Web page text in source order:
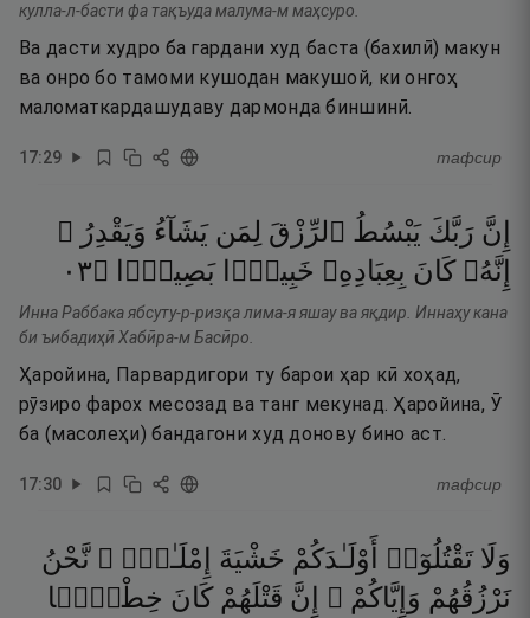
кулла-л-басти фа тақъуда малума-м маҳсуро.
Ва дасти худро ба гардани худ баста (бахилӣ) макун
ва онро бо тамоми кушодан макушой, ки онгоҳ
маломаткардашудаву дармонда биншинӣ.
17:29 тафсир
إِنَّ رَبَّكَ يَبْسُطُ ٱلرِّزْقَ لِمَن يَشَآءُ وَيَقْدِرُ ۚ
إِنَّهُۥ كَانَ بِعِبَادِهِۦ خَبِيرًۢا بَصِيرًۭا ۝٣٠
Инна Раббака ябсуту-р-ризқа лима-я яшау ва яқдир. Иннаҳу кана
би ъибадиҳӣ Хабӣра-м Басӣро.
Ҳаройина, Парвардигори ту барои ҳар кӣ хоҳад,
рӯзиро фарох месозад ва танг мекунад. Ҳаройина, Ӯ
ба (масолеҳи) бандагони худ донову бино аст.
17:30 тафсир
وَلَا تَقْتُلُوٓا۟ أَوْلَـٰدَكُمْ خَشْيَةَ إِمْلَـٰقٍۢ ۖ نَّحْنُ
نَرْزُقُهُمْ وَإِيَّاكُمْ ۚ إِنَّ قَتْلَهُمْ كَانَ خِطْـًۭٔا